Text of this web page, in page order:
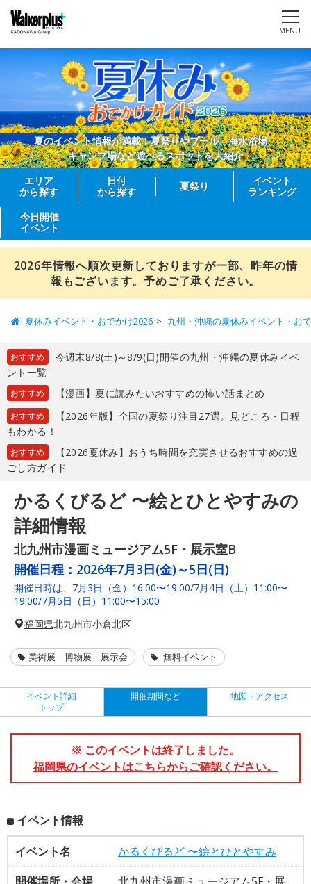
MENU
夏のイベント情報が満載！夏祭りやプール、海水浴場、
キャンプ場など遊べるスポットを大紹介
エリア
から探す
日付
から探す
夏祭り
イベント
ランキング
今日開催
イベント
2026年情報へ順次更新しておりますが一部、昨年の情
報もございます。予めご了承ください。
夏休みイベント・おでかけ2026 九州・沖縄の夏休みイベント・お
おすすめ
今週末8/8(土)～8/9(日)開催の九州・沖縄の夏休みイベ
ント一覧
おすすめ 【漫画】夏に読みたいおすすめの怖い話まとめ
おすすめ
【2026年版】全国の夏祭り注目27選。見どころ・日程
もわかる！
おすすめ
【2026夏休み】おうち時間を充実させるおすすめの過
ごし方ガイド
かるくびるど 〜絵とひとやすみの
詳細情報
北九州市漫画ミュージアム5F・展示室B
開催日程： 2026年7月3日(金)～5日(日)
開催日時は、7月3日（金）16:00〜19:00/7月4日（土）11:00〜
19:00/7月5日（日）11:00〜15:00
福岡県北九州市小倉北区
美術展・博物展・展示会 無料イベント
イベント詳細
トップ
開催期間など 地図・アクセス
※ このイベントは終了しました。
福岡県のイベントはこちらからご確認ください。
イベント情報
イベント名
かるくびるど 〜絵とひとやすみ